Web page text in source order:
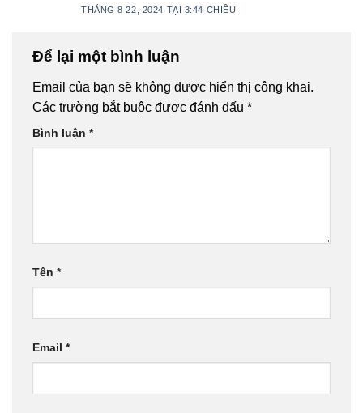
THÁNG 8 22, 2024 TẠI 3:44 CHIỀU
Để lại một bình luận
Email của bạn sẽ không được hiển thị công khai.
Các trường bắt buộc được đánh dấu *
Bình luận *
Tên *
Email *